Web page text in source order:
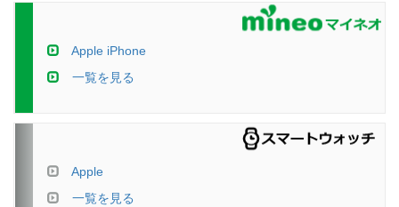
Apple iPhone
一覧を見る
Apple
一覧を見る